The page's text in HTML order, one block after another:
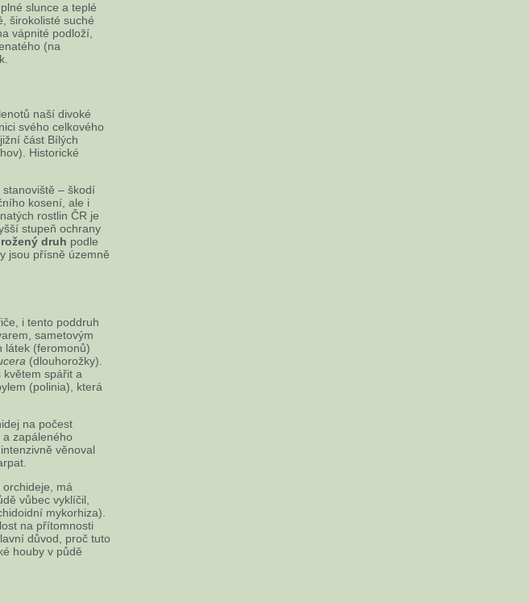
slunce a teplé
širokolisté suché
vápnité podloží,
(na
naší divoké
svého celkového
část Bílých
Historické
– škodí
kosení, ale i
rostlin ČR je
stupeň ochrany
druh podle
jsou přísně územně
i tento poddruh
sametovým
látek (feromonů)
(dlouhorožky).
spářit a
(polinia), která
na počest
zapáleného
věnoval
má
vůbec vyklíčil,
mykorhiza).
na přítomnosti
důvod, proč tuto
houby v půdě